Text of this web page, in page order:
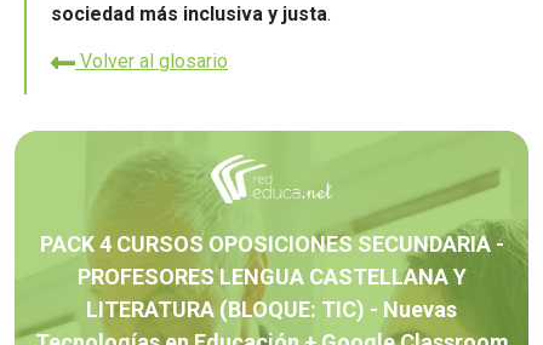
sociedad más inclusiva y justa.
Volver al glosario
PACK 4 CURSOS OPOSICIONES SECUNDARIA -
PROFESORES LENGUA CASTELLANA Y
LITERATURA (BLOQUE: TIC) - Nuevas